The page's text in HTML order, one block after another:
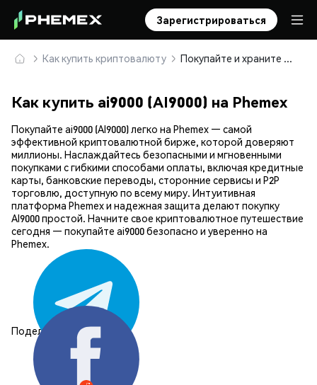
Зарегистрироваться
Как купить криптовалюту Покупайте и храните ai9000 (AI9000) безопасно
Как купить ai9000 (AI9000) на Phemex
Покупайте ai9000 (AI9000) легко на Phemex — самой
эффективной криптовалютной бирже, которой доверяют
миллионы. Наслаждайтесь безопасными и мгновенными
покупками с гибкими способами оплаты, включая кредитные
карты, банковские переводы, сторонние сервисы и P2P
торговлю, доступную по всему миру. Интуитивная
платформа Phemex и надежная защита делают покупку
AI9000 простой. Начните свое криптовалютное путешествие
сегодня — покупайте ai9000 безопасно и уверенно на
Phemex.
Поделиться: